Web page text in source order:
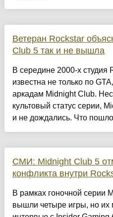
Ветеран Rockstar
Club 5 так и не вышла
В середине 2000-х студия
известна не только по
аркадам Midnight Club.
культовый статус серии,
и не дождались. Что пошло
СМИ: Midnight Club 5
конфликта внутри
В рамках гоночной серии
вышли четыре игры, но их